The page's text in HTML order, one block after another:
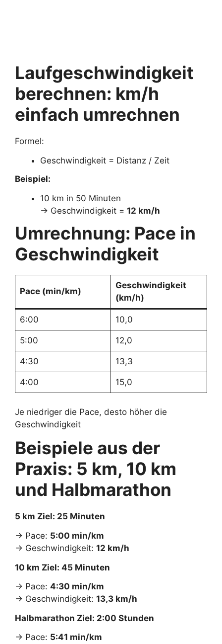
Laufgeschwindigkeit
berechnen: km/h
einfach umrechnen
Formel:
Geschwindigkeit = Distanz / Zeit
Beispiel:
10 km in 50 Minuten
→ Geschwindigkeit = 12 km/h
Umrechnung: Pace in
Geschwindigkeit
Pace (min/km)
Geschwindigkeit
(km/h)
6:00 10,0
5:00 12,0
4:30 13,3
4:00 15,0
Je niedriger die Pace, desto höher die
Geschwindigkeit
Beispiele aus der
Praxis: 5 km, 10 km
und Halbmarathon
5 km Ziel: 25 Minuten
→ Pace: 5:00 min/km
→ Geschwindigkeit: 12 km/h
10 km Ziel: 45 Minuten
→ Pace: 4:30 min/km
→ Geschwindigkeit: 13,3 km/h
Halbmarathon Ziel: 2:00 Stunden
→ Pace: 5:41 min/km